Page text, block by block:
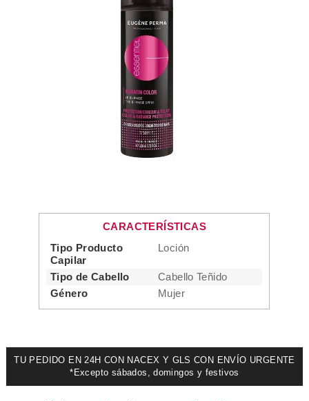
CARACTERÍSTICAS
Tipo Producto
Capilar
Loción
Tipo de Cabello
Cabello Teñido
Género
Mujer
TU PEDIDO EN 24H CON NACEX Y GLS CON ENVÍO URGENTE
*Excepto sábados, domingos y festivos